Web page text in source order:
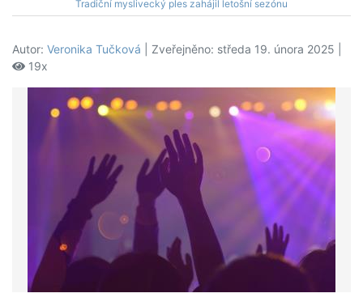
Tradiční myslivecký ples zahájil letošní sezónu
Autor: Veronika Tučková | Zveřejněno: středa 19. února 2025 |
19x